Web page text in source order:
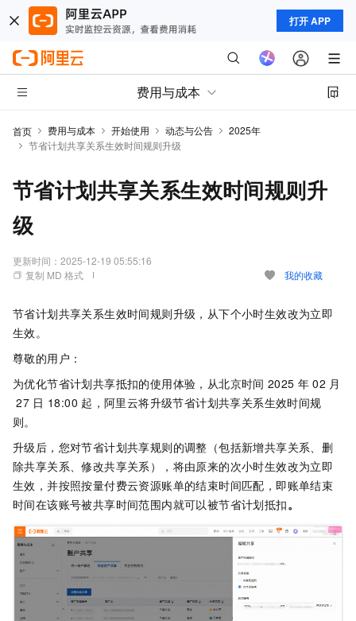
打开 APP
费用与成本
首页 费用与成本 开始使用 动态与公告
2025年
节省计划共享关系生效时间规则升级
节省计划共享关系生效时间规则升
级
更新时间： 2025-12-19 05:55:16
复制 MD 格式
我的收藏
节省计划共享关系生效时间规则升级，从下个小时生效改为立即
生效。
尊敬的用户：
为优化节省计划共享抵扣的使用体验，从北京时间 2025 年 02 月
27 日 18:00 起，阿里云将升级节省计划共享关系生效时间规
则。
升级后，您对节省计划共享规则的调整（包括新增共享关系、删
除共享关系、修改共享关系），将由原来的次小时生效改为立即
生效，并按照按量付费云资源账单的结束时间匹配，即账单结束
时间在该账号被共享时间范围内就可以被节省计划抵扣。